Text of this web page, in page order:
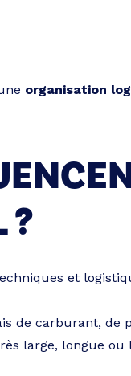
organisation
?
et
de carburant, de
large, longue